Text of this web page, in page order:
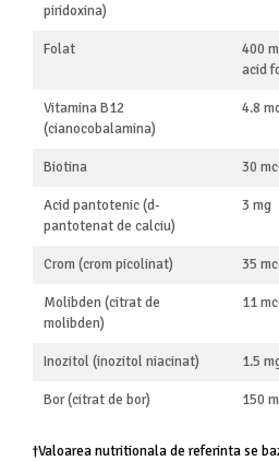
piridoxina)
Folat
400
acid
Vitamina B12
(cianocobalamina)
4.8
Biotina 30
Acid pantotenic (d-
pantotenat de calciu)
3 mg
Crom (crom picolinat) 35
Molibden (citrat de
molibden)
11
Inozitol (inozitol niacinat) 1.5
Bor (citrat de bor) 150
†Valoarea nutritionala de referinta se